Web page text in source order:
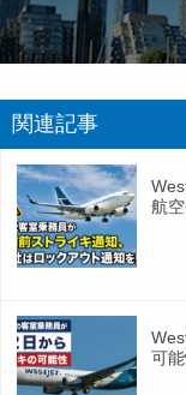
関連記事
航
可